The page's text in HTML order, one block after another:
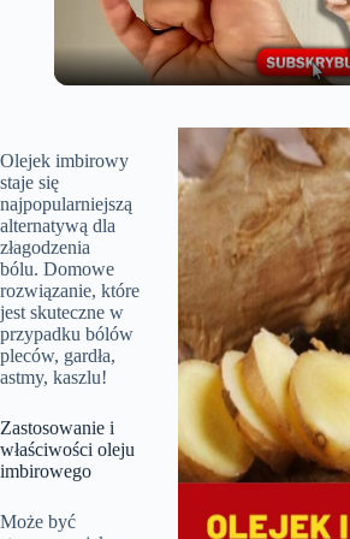
l
a
y
V
i
d
e
Olejek imbirowy
staje się
najpopularniejszą
alternatywą dla
złagodzenia
bólu. Domowe
rozwiązanie, które
jest skuteczne w
przypadku bólów
pleców, gardła,
astmy, kaszlu!
Zastosowanie i
właściwości oleju
imbirowego
Może być